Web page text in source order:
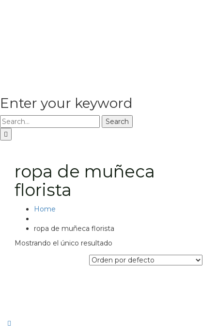
Enter your keyword
Search
ropa de muñeca
florista
Home
ropa de muñeca florista
Mostrando el único resultado